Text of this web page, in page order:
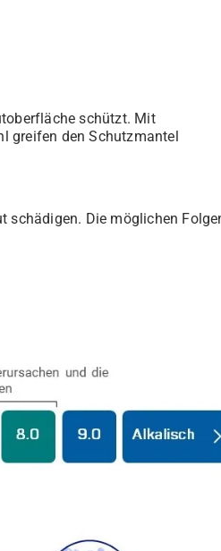
schützt. Mit
greifen den Schutzmantel
schädigen. Die möglichen